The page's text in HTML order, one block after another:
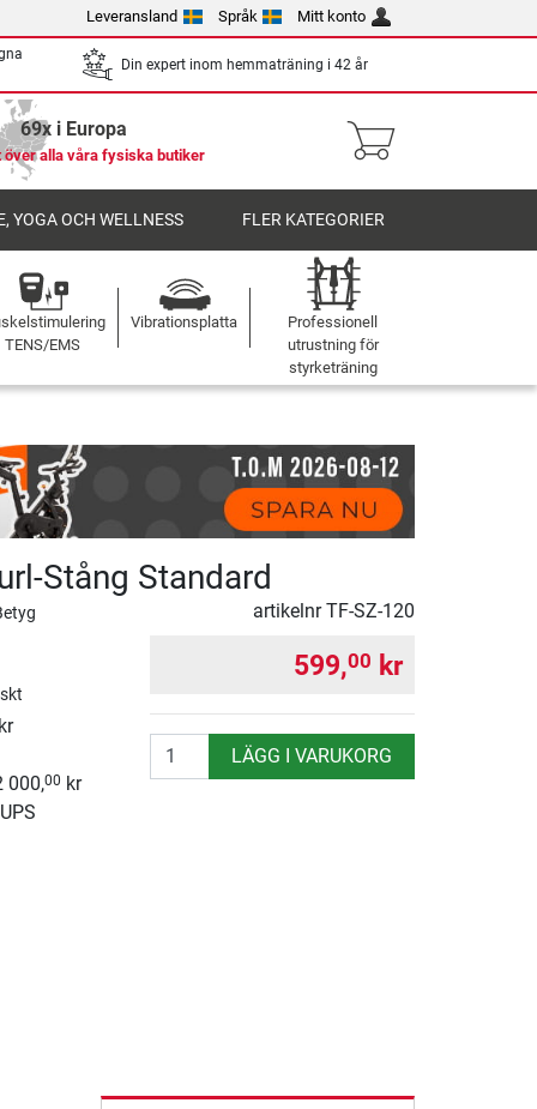
Leveransland Språk Mitt konto
Din expert inom hemmaträning i 42 år
69x i Europa
över alla våra fysiska butiker
YOGA OCH WELLNESS FLER KATEGORIER
TENS/EMS
Vibrationsplatta
Professionell
utrustning för
styrketräning
Stång Standard
artikelnrTF-SZ-120
000,00 kr
599,00 kr
antal LÄGG I VARUKORG